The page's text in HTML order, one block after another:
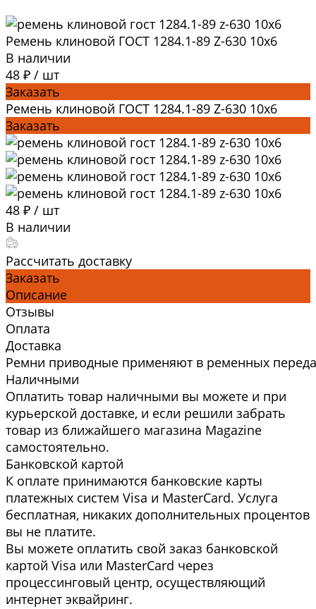
Ремень клиновой ГОСТ 1284.1-89 Z-630 10x6
В наличии
48 ₽ / шт
Заказать
Ремень клиновой ГОСТ 1284.1-89 Z-630 10x6
Заказать
48 ₽ / шт
В наличии
Рассчитать доставку
Заказать
Описание
Отзывы
Оплата
Доставка
Ремни приводные применяют в ременных
Наличными
Оплатить товар наличными вы можете и при
курьерской доставке, и если решили забрать
товар из ближайшего магазина Magazine
самоcтоятельно.
Банковской картой
К оплате принимаются банковские карты
платежных систем Visa и MasterCard. Услуга
бесплатная, никаких дополнительных процентов
вы не платите.
Вы можете оплатить свой заказ банковской
картой Visa или MasterCard через
процессинговый центр, осуществляющий
интернет эквайринг.